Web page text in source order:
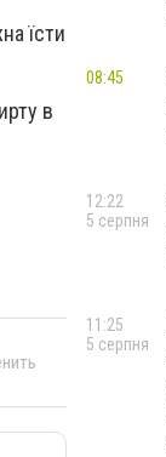
їсти
в
08:45
12:22
5 серпня
11:25
5 серпня